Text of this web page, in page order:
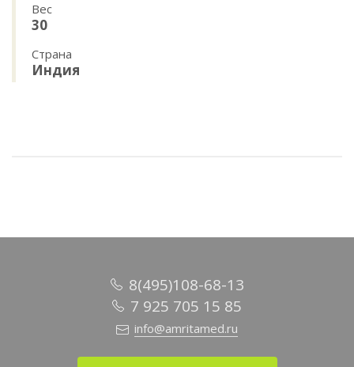
Вес
30
Страна
Индия
8(495)108-68-13
7 925 705 15 85
info@amritamed.ru